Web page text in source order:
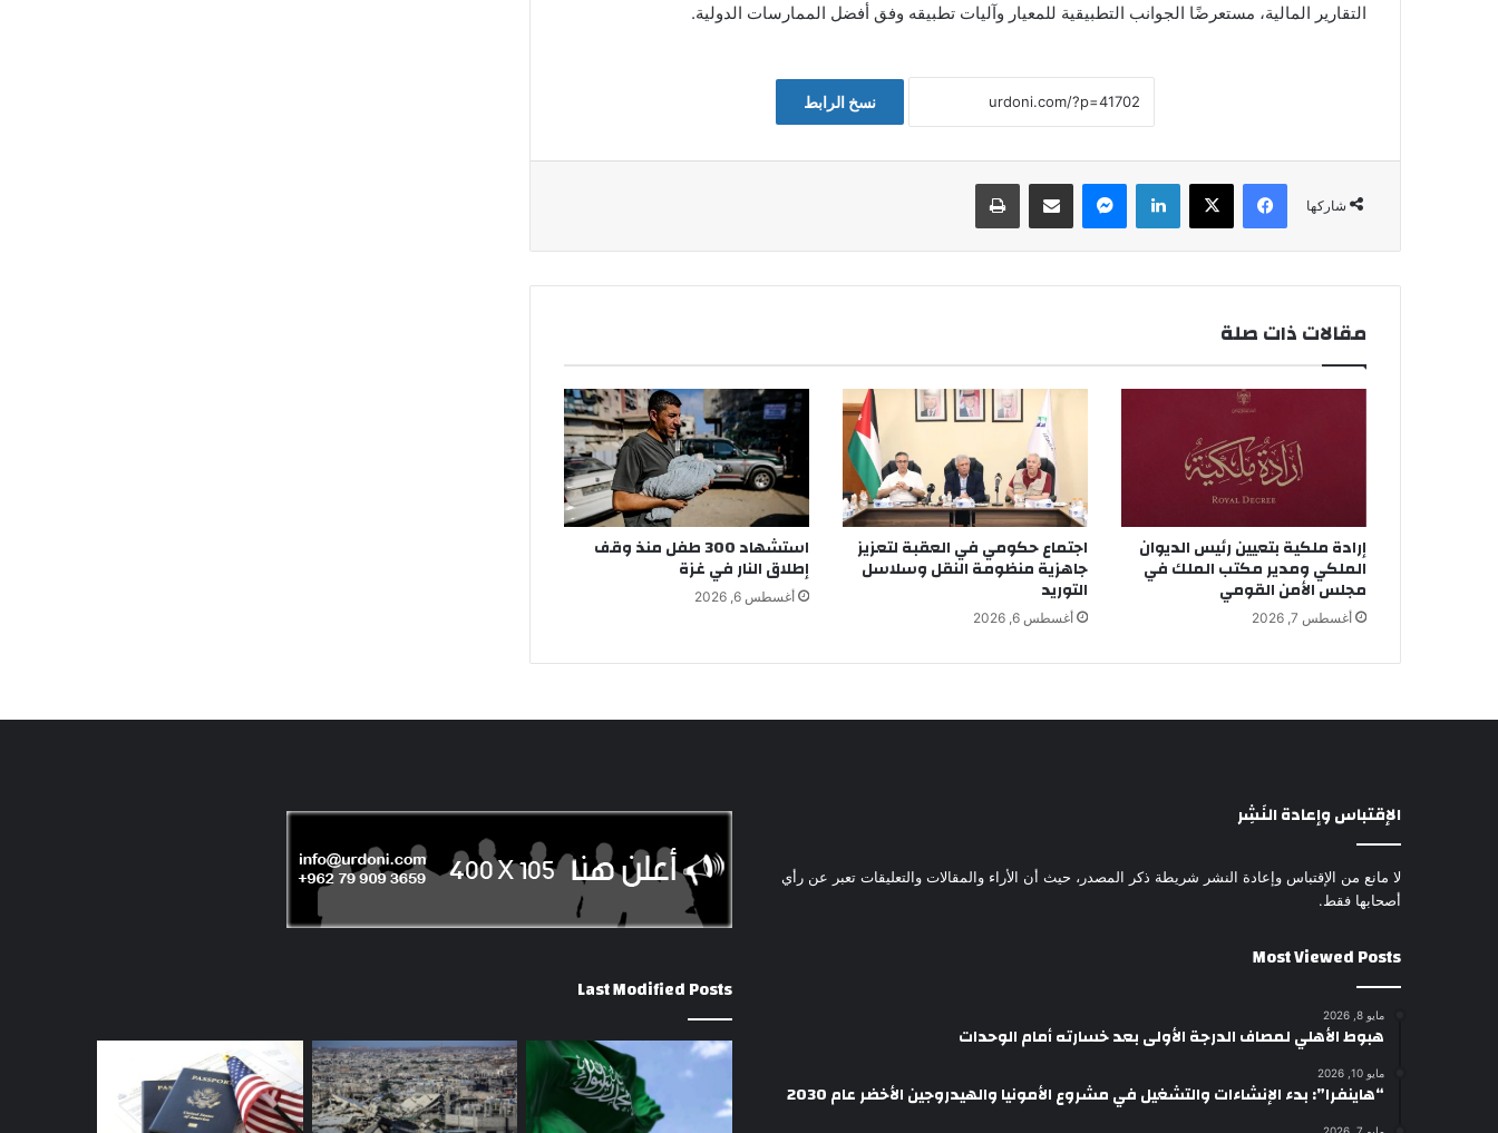
التقارير المالية، مستعرضًا الجوانب التطبيقية للمعيار وآليات تطبيقه وفق أفضل الممارسات الدولية.
نسخ الرابط
شاركها
فيسبوك لينكدإن
مقالات ذات صلة
إرادة ملكية بتعيين رئيس الديوان
الملكي ومدير مكتب الملك في
مجلس الأمن القومي
أغسطس 7, 2026
اجتماع حكومي في العقبة لتعزيز
جاهزية منظومة النقل وسلاسل
التوريد
أغسطس 6, 2026
استشهاد 300 طفل منذ وقف
إطلاق النار في غزة
أغسطس 6, 2026
الإقتباس وإعادة النَشِر
لا مانع من الإقتباس وإعادة النشر شريطة ذكر المصدر، حيث أن الأراء والمقالات والتعليقات تعبر عن رأي
أصحابها فقط.
Most Viewed Posts
مايو 8, 2026
هبوط الأهلي لمصاف الدرجة الأولى بعد خسارته أمام الوحدات
مايو 10, 2026
“هاينفرا”: بدء الإنشاءات والتشغيل في مشروع الأمونيا والهيدروجين الأخضر عام 2030
Last Modified Posts